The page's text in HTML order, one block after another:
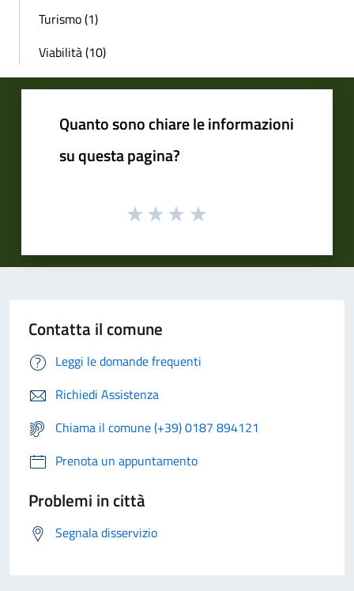
Turismo (1)
Viabilità (10)
Quanto sono chiare le informazioni
su questa pagina?
Contatta il comune
Leggi le domande frequenti
Richiedi Assistenza
Chiama il comune (+39) 0187 894121
Prenota un appuntamento
Problemi in città
Segnala disservizio